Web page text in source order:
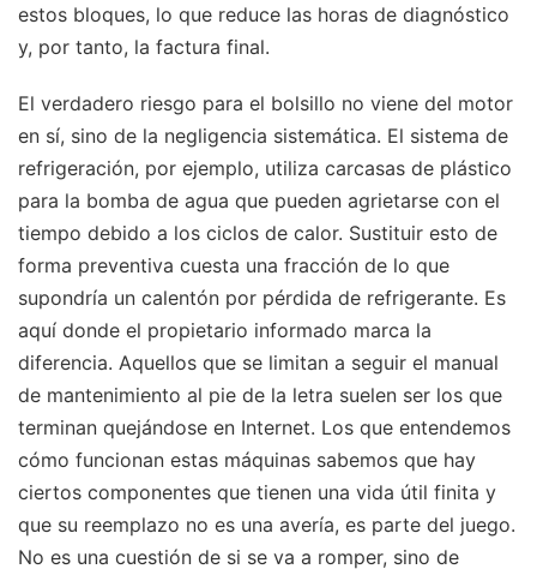
estos bloques, lo que reduce las horas de diagnóstico
y, por tanto, la factura final.
El verdadero riesgo para el bolsillo no viene del motor
en sí, sino de la negligencia sistemática. El sistema de
refrigeración, por ejemplo, utiliza carcasas de plástico
para la bomba de agua que pueden agrietarse con el
tiempo debido a los ciclos de calor. Sustituir esto de
forma preventiva cuesta una fracción de lo que
supondría un calentón por pérdida de refrigerante. Es
aquí donde el propietario informado marca la
diferencia. Aquellos que se limitan a seguir el manual
de mantenimiento al pie de la letra suelen ser los que
terminan quejándose en Internet. Los que entendemos
cómo funcionan estas máquinas sabemos que hay
ciertos componentes que tienen una vida útil finita y
que su reemplazo no es una avería, es parte del juego.
No es una cuestión de si se va a romper, sino de